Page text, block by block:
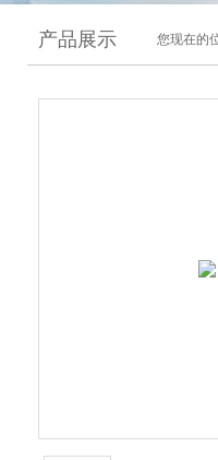
产品展示 您现在的